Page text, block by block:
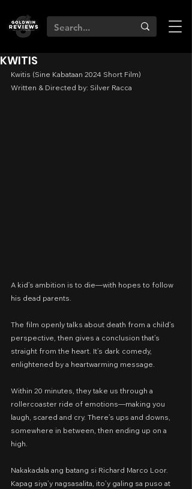
KWITIS
Kwitis (Sine Kabataan 2024 Short Film)
Written & Directed by: Silver Racca
A kid’s ambition is to die—with hopes to follow
his dead parents.
The film openly talks about death from a child’s
perspective, then gives a conclusion that’s
straight from the heart. It’s dark comedy,
enlightened by a heartwarming message.
Within 20 minutes, they take us through a
rollercoaster ride of emotions—making you
laugh, scared and cry. There’s ups and downs,
somewhere in between, then ending up on a
high.
Nakakadala ang batang si Richard Marco Loor.
Kapag siya’y nagsasalita, ito’y galing sa puso at